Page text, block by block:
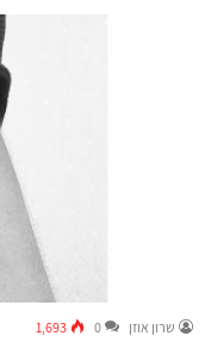
שרון אוזן 0
1,693